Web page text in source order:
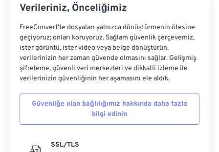
Verileriniz, Önceliğimiz
FreeConvert'te dosyaları yalnızca dönüştürmenin ötesine
geçiyoruz; onları koruyoruz. Sağlam güvenlik çerçevemiz,
ister görüntü, ister video veya belge dönüştürün,
verilerinizin her zaman güvende olmasını sağlar. Gelişmiş
şifreleme, güvenli veri merkezleri ve dikkatli izleme ile
verilerinizin güvenliğinin her aşamasını ele aldık.
Güvenliğe olan bağlılığımız hakkında daha fazla
bilgi edinin
SSL/TLS